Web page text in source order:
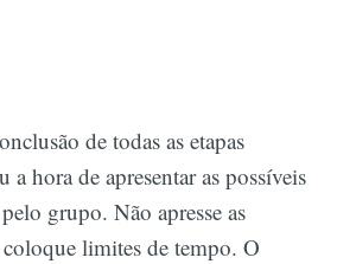
de todas as etapas
a hora de apresentar as possíveis
grupo. Não apresse as
coloque limites de tempo. O